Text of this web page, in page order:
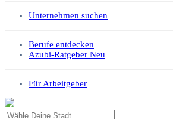
Unternehmen suchen
Berufe entdecken
Azubi-Ratgeber Neu
Für Arbeitgeber